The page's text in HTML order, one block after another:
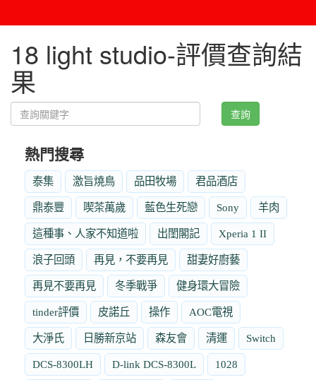
18 light studio-評價查詢結
果
查詢
熱門搜尋
泰集 激旨燒鳥 品田牧場 君品酒店
鼎泰豐 喫茶萬歲 藍色生死戀 Sony 羊肉
這種事、人家不知道啦 出閨閣記 Xperia 1 II
浪子回頭 再見，不要再見 甜妻好廚藝
再見不要再見 冬季戰爭 健身環大冒險
tinder評價 皮諾丘 操作 AOC電視
大淨氏 日勝新京站 森友會 清運 Switch
DCS-8300LH D-link DCS-8300L 1028